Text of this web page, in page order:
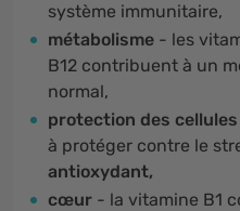
système immunitaire,
métabolisme - les
B12 contribuent à un
normal,
protection des cellules
à protéger contre le
antioxydant,
cœur - la vitamine B1